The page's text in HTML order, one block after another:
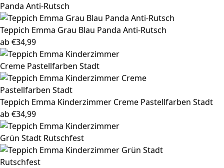
Teppich Emma Grau Blau Panda Anti-Rutsch
ab €34,99
Teppich Emma Kinderzimmer Creme Pastellfarben Stadt
ab €34,99